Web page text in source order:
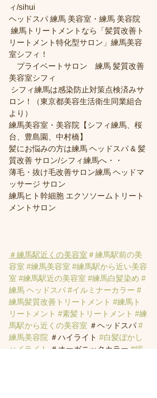
ィ/sihui
ヘッドスパ 練馬 美容室・練馬 美容院
練馬トリートメントなら「髪質改善ト
リートメント特化型サロン」練馬美容
室シフィ！
プライベートサロン　練馬 髪質改善
美容室シフィ
シフィ練馬は感染防止対策点検済みサ
ロン！（東京都美容生活衛生同業組合
より）
練馬美容室・美容院【シフィ練馬、桜
台、豊島園、中村橋】
髪にお悩みの方は練馬 ヘッドスパ & 髪
質改善 サロン/シフィ練馬へ・・
薄毛・抜け毛改善サロン練馬 ヘッドマ
ッサージ サロン
練馬ヒト幹細胞 エクソソームトリート
メントサロン
＃練馬駅近くの美容室 ＃練馬駅前の美
容室 #練馬美容室 #練馬駅から近い美容
室 #練馬駅近の美容室 #練馬白髪染め #
練馬 ヘッドスパ #イルミナーカラー #
練馬髪質改善トリートメント #練馬ト
リートメント #素髪トリートメント #練
馬駅から近くの美容室 ＃ヘッドスパ #
練馬美容院 ＃ハイライト #白髪ぼかし
ハイライト
＃オーガニックカラー #縮